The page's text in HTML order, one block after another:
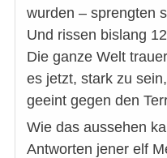
wurden – sprengten
Und rissen bislang
Die ganze Welt
es jetzt, stark zu
geeint gegen den
Wie das aussehen
Antworten jener elf